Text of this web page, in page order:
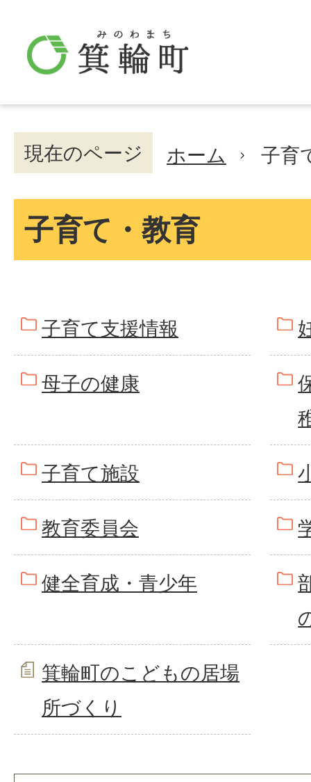
現在のページ ホーム 子育
子育て・教育
子育て支援情報
母子の健康
子育て施設
教育委員会
健全育成・青少年
箕輪町のこどもの居場
所づくり